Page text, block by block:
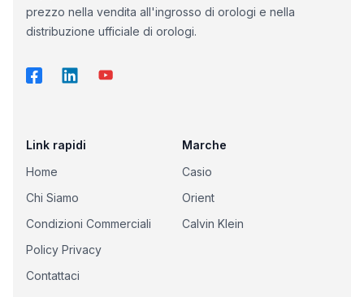
prezzo nella vendita all'ingrosso di orologi e nella
distribuzione ufficiale di orologi.
Link rapidi
Home
Chi Siamo
Condizioni Commerciali
Policy Privacy
Contattaci
Marche
Casio
Orient
Calvin Klein